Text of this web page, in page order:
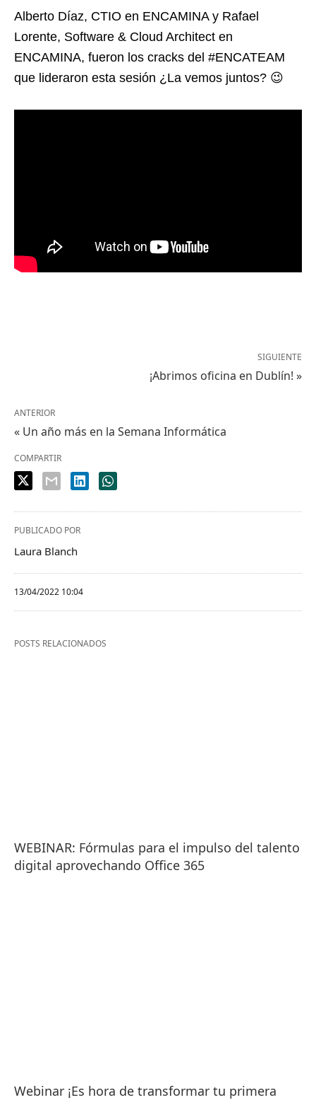
Alberto Díaz, CTIO en ENCAMINA y Rafael
Lorente, Software & Cloud Architect en
ENCAMINA, fueron los cracks del #ENCATEAM
que lideraron esta sesión ¿La vemos juntos? 😉
SIGUIENTE
¡Abrimos oficina en Dublín! »
ANTERIOR
« Un año más en la Semana Informática
COMPARTIR
PUBLICADO POR
Laura Blanch
13/04/2022 10:04
POSTS RELACIONADOS
WEBINAR: Fórmulas para el impulso del talento
digital aprovechando Office 365
Webinar ¡Es hora de transformar tu primera